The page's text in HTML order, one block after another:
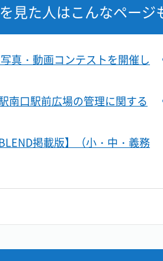
見た人はこんなページ
真・動画コンテストを開催し
南口駅前広場の管理に関する
掲載版】（小・中・義務